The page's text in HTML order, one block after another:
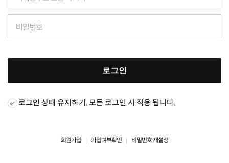
로그인
로그인 상태 유지하기. 모든 로그인 시 적용 됩니다.
회원가입 가입여부확인 비밀번호 재설정